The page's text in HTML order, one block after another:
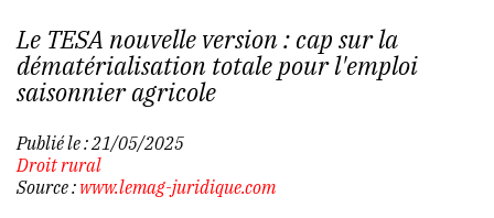
Le TESA nouvelle version : cap sur la
dématérialisation totale pour l'emploi
saisonnier agricole
Publié le :21/05/2025
Droit rural
Source : www.lemag-juridique.com